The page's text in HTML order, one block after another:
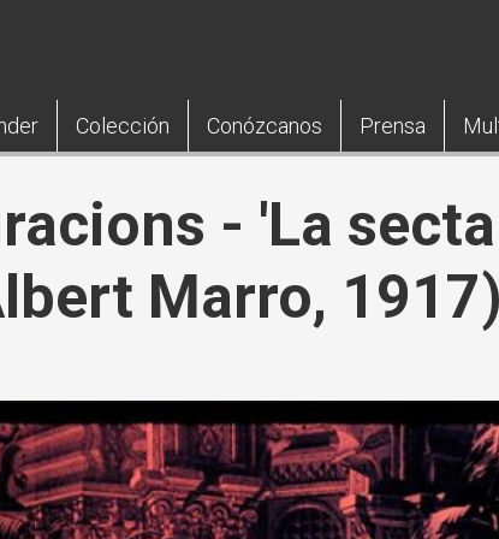
Colección Conózcanos Prensa
- 'La
Marro, 1917)